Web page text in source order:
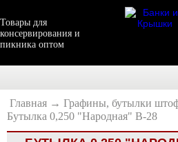
Товары для
консервирования и
пикника оптом
Главная → Графины, бутылки
Бутылка 0,250 "Народная" В-28